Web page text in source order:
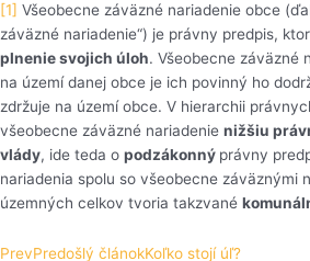
[1] Všeobecne záväzné nariadenie obce
záväzné nariadenie“) je právny predpis,
plnenie svojich úloh. Všeobecne záväzné
na území danej obce je ich povinný ho
zdržuje na území obce. V hierarchii
všeobecne záväzné nariadenie nižšiu
vlády, ide teda o podzákonný právny
nariadenia spolu so všeobecne záväznými
územných celkov tvoria takzvané
PrevPredošlý článokKoľko stojí úľ?